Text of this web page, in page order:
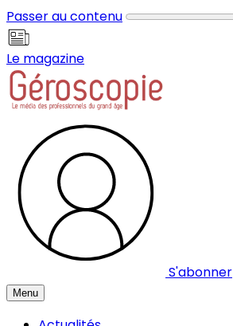
Passer au contenu
Le magazine
S'abonner
Menu
Panneau de gestion des cookies